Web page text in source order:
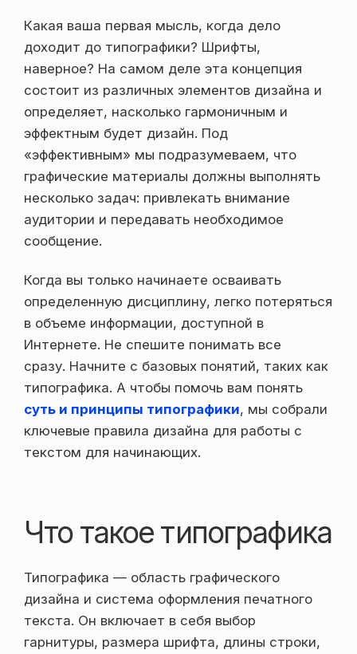
Какая ваша первая мысль, когда дело
доходит до типографики? Шрифты,
наверное? На самом деле эта концепция
состоит из различных элементов дизайна и
определяет, насколько гармоничным и
эффектным будет дизайн. Под
«эффективным» мы подразумеваем, что
графические материалы должны выполнять
несколько задач: привлекать внимание
аудитории и передавать необходимое
сообщение.
Когда вы только начинаете осваивать
определенную дисциплину, легко потеряться
в объеме информации, доступной в
Интернете. Не спешите понимать все
сразу. Начните с базовых понятий, таких как
типографика. А чтобы помочь вам понять
суть и принципы типографики, мы собрали
ключевые правила дизайна для работы с
текстом для начинающих.
Что такое типографика
Типографика — область графического
дизайна и система оформления печатного
текста. Он включает в себя выбор
гарнитуры, размера шрифта, длины строки,